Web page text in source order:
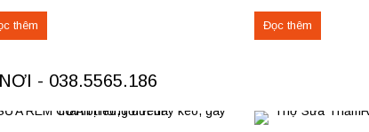
gian sang trọng. Kỹ thuật hấp sóng
hình trên ống rèm tạo nếp sóng suôn
thêm
hàng rèm tại số
Phường Tiên Cát –
Đọc thêm
- 038.5565.186